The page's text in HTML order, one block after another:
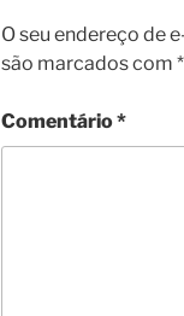
O seu endereço de
são marcados com *
Comentário*